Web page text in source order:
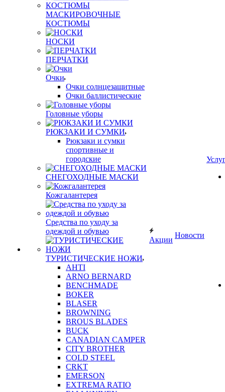
МАСКИРОВОЧНЫЕ
КОСТЮМЫ
НОСКИ
ПЕРЧАТКИ
Очки
Очки солнцезащитные
Очки баллистические
Головные уборы
РЮКЗАКИ И СУМКИ
Рюкзаки и сумки
спортивные и
городские
СНЕГОХОДНЫЕ МАСКИ
Кожгалантерея
Средства по уходу за
одеждой и обувью
ТУРИСТИЧЕСКИЕ НОЖИ
AHTI
ARNO BERNARD
BENCHMADE
BOKER
BLASER
BROWNING
BROUS BLADES
BUCK
CANADIAN CAMPER
CITY BROTHER
COLD STEEL
CRKT
EMERSON
EXTREMA RATIO
Акции
Новости